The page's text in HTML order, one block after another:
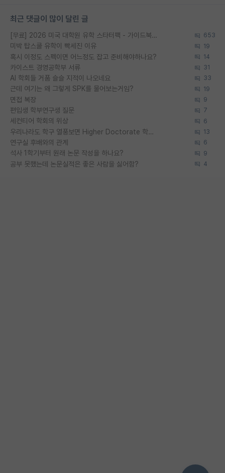
최근 댓글이 많이 달린 글
[무료] 2026 미국 대학원 유학 스타터팩 - 가이드북 & 합격자 컨택메일 템플릿 653
미박 탑스쿨 유학이 빡세진 이유 19
혹시 이정도 스펙이면 어느정도 잡고 준비해야하나요? 14
카이스트 경영공학부 서류 31
AI 학회들 거품 슬슬 지적이 나오네요 33
근데 여기는 왜 그렇게 SPK를 물어보는거임? 19
면접 복장 9
편입생 학부연구생 질문 7
세컨티어 학회의 위상 6
우리나라도 학구 열풍보면 Higher Doctorate 학위가 필요하다고 봅니다. 13
연구실 후배와의 관계 6
석사 1학기부터 원래 논문 작성을 하나요? 9
공부 못했는데 논문실적은 좋은 사람을 싫어함? 4